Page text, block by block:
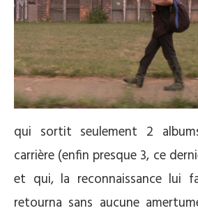
qui sortit seulement 2
carrière (enfin presque 3, ce
et qui, la reconnaissance lui
retourna sans aucune